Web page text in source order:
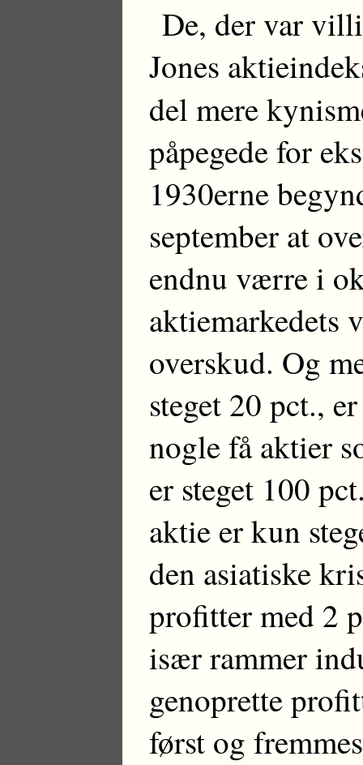
De, der var
Jones
del mere
påpegede for
1930erne
september at
endnu værre i
aktiemarkedets
overskud. Og
steget 20 pct.,
nogle få aktier
er steget 100
aktie er kun
den asiatiske
profitter med 2
især rammer
genoprette
først og